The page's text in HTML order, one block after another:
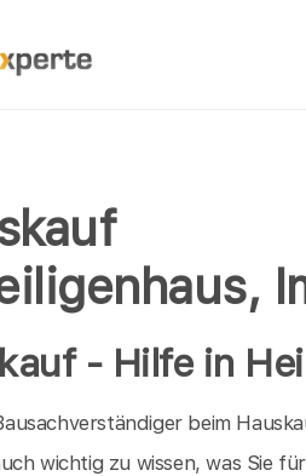
- Hilfe in
beim
wichtig zu wissen, was Sie